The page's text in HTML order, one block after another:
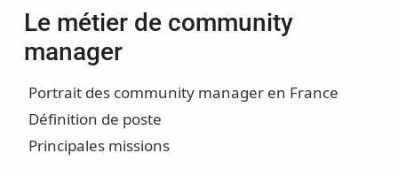
Le métier de community
manager
Portrait des community manager en France
Définition de poste
Principales missions